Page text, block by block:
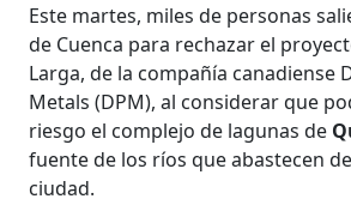
Este martes, miles de personas
de Cuenca para rechazar el
Larga, de la compañía canadiense
Metals (DPM), al considerar que
riesgo el complejo de lagunas de
fuente de los ríos que abastecen
ciudad.